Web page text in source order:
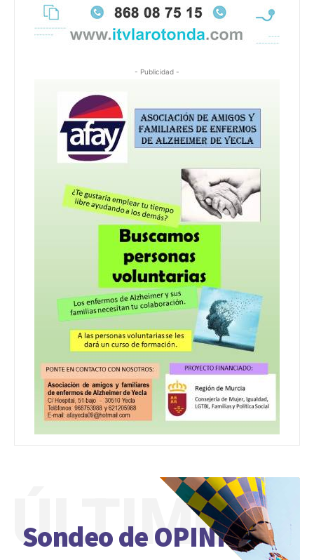
- Publicidad -
Sondeo de OPINIÓN
ÚLTIMO